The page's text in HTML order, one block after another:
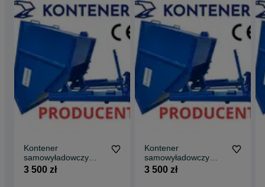
Kontener
samowyładowczy
koleba do wózka
3 500 zł
Kontener
samowyładowczy
koleba do wózka
3 500 zł